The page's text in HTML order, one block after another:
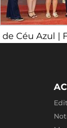
de Céu Azul |